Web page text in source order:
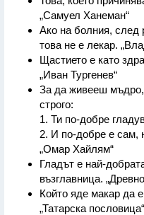
„Самуел Ханеман“
Ако на болния, след
това не е лекар.
Щастието е като
„Иван Тургенев“
За да живееш мъдро,
строго:
1. Ти по-добре
2. И по-добре е сам,
„Омар Хайлям“
Гладът е най-
възглавница.
Който яде макар да
„Татарска пословица“